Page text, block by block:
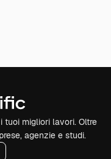
tuoi migliori lavori. Oltre
agenzie e studi.